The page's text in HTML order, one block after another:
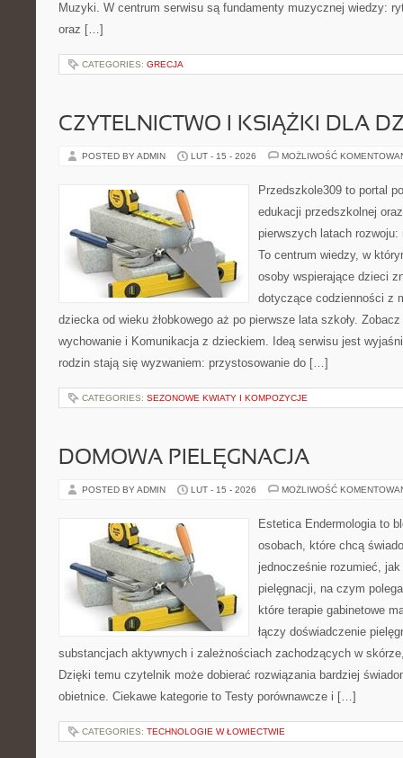
Muzyki. W centrum serwisu są fundamenty muzycznej wiedzy:
oraz […]
CATEGORIES: GRECJA
CZYTELNICTWO I KSIĄŻKI DLA
POSTED BY ADMIN LUT - 15 - 2026 MOŻLIWOŚĆ
Przedszkole309 to portal
edukacji przedszkolnej
pierwszych latach
To centrum wiedzy, w
osoby wspierające dzieci
dotyczące codzienności z
dziecka od wieku żłobkowego aż po pierwsze lata szkoły.
wychowanie i Komunikacja z dzieckiem. Ideą serwisu jest
rodzin stają się wyzwaniem: przystosowanie do […]
CATEGORIES: SEZONOWE KWIATY I KOMPOZYCJE
DOMOWA PIELĘGNACJA
POSTED BY ADMIN LUT - 15 - 2026 MOŻLIWOŚĆ
Estetica Endermologia to
osobach, które chcą
jednocześnie rozumieć, jak
pielęgnacji, na czym
które terapie gabinetowe
łączy doświadczenie
substancjach aktywnych i zależnościach zachodzących w
Dzięki temu czytelnik może dobierać rozwiązania bardziej
obietnice. Ciekawe kategorie to Testy porównawcze i […]
CATEGORIES: TECHNOLOGIE W ŁOWIECTWIE